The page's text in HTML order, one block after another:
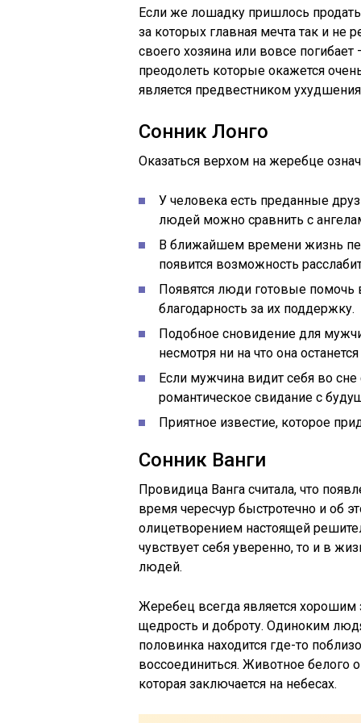
Если же лошадку пришлось
за которых главная мечта так и не
своего хозяина или вовсе
преодолеть которые окажется
является предвестником ухудшения
Сонник Лонго
Оказаться верхом на жеребце
У человека есть преданные
людей можно сравнить с
В ближайшем времени жизнь
появится возможность
Появятся люди готовые помочь
благодарность за их поддержку.
Подобное сновидение для
несмотря ни на что она
Если мужчина видит себя во
романтическое свидание с
Приятное известие, которое
Сонник Ванги
Провидица Ванга считала, что
время чересчур быстротечно и об
олицетворением настоящей
чувствует себя уверенно, то и в
людей.
Жеребец всегда является хорошим
щедрость и доброту. Одиноким
половинка находится где-то
воссоединиться. Животное белого
которая заключается на небесах.